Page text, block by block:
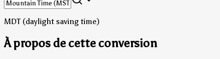
MDT (daylight saving time)
À propos de cette conversion